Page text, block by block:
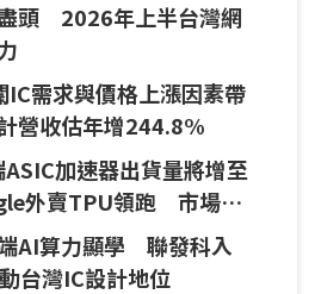
頭 2026年上半台灣網
需求與價格上漲因素帶
營收估年增244.8%
加速器出貨量將增至
外賣TPU領跑 市場呈
AI算力顯學 聯發科入
台灣IC設計地位